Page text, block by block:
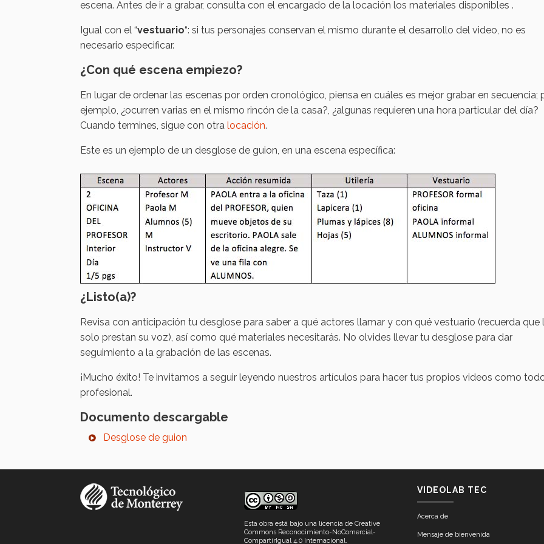
escena. Antes de ir a grabar, consulta con el encargado de la locación los materiales disponibles .
Igual con el “vestuario“: si tus personajes conservan el mismo durante el desarrollo del video, no es
necesario especificar.
¿Con qué escena empiezo?
En lugar de ordenar las escenas por orden cronológico, piensa en cuáles es mejor grabar en secuencia;
ejemplo, ¿ocurren varias en el mismo rincón de la casa?, ¿algunas requieren una hora particular del día?
Cuando termines, sigue con otra locación.
Este es un ejemplo de un desglose de guion, en una escena específica:
¿Listo(a)?
Revisa con anticipación tu desglose para saber a qué actores llamar y con qué vestuario (recuerda que
solo prestan su voz), así como qué materiales necesitarás. No olvides llevar tu desglose para dar
seguimiento a la grabación de las escenas.
¡Mucho éxito! Te invitamos a seguir leyendo nuestros artículos para hacer tus propios videos como
profesional.
Documento descargable
Desglose de guion
Esta obra está bajo una licencia de Creative
Commons Reconocimiento-NoComercial-
CompartirIgual 4.0 Internacional.
VIDEOLAB TEC
Acerca de
Mensaje de bienvenida